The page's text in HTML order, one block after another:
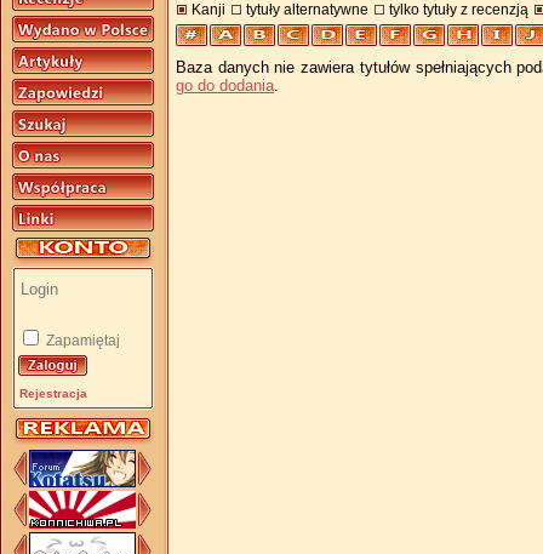
Zapamiętaj
Rejestracja
Kanji tytuły alternatywne tylko tytuły z recenzją
Baza danych nie zawiera tytułów spełniających
go do dodania.